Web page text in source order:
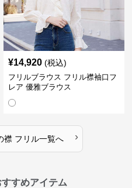
¥14,920 (税込)
フリルブラウス フリル襟袖口フ
レア 優雅ブラウス
襟 フリル一覧へ ›
すめアイテム